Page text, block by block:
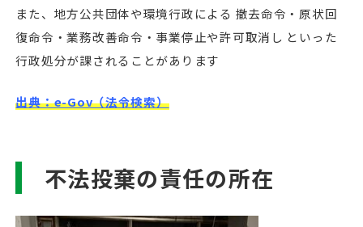
また、地方公共団体や環境行政による 撤去命令・原状回
復命令・業務改善命令・事業停止や許可取消し といった
行政処分が課されることがあります
出典：e-Gov（法令検索）
不法投棄の責任の所在